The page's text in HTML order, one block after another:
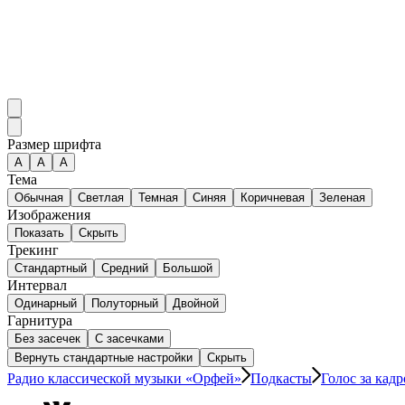
Размер шрифта
А A A
Тема
Обычная Светлая Темная Синяя Коричневая Зеленая
Изображения
Показать Скрыть
Трекинг
Стандартный Средний Большой
Интервал
Одинарный Полуторный Двойной
Гарнитура
Без засечек
С засечками
Вернуть стандартные настройки
Скрыть
Радио классической музыки «Орфей» Подкасты Голос за